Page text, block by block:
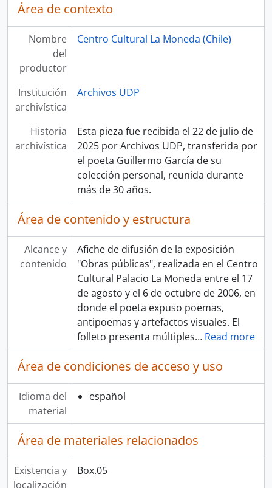
Área de contexto
Nombre
del
productor
Centro Cultural La Moneda (Chile)
Institución
archivística
Archivos UDP
Historia
archivística
Esta pieza fue recibida el 22 de julio de
2025 por Archivos UDP, transferida por
el poeta Guillermo García de su
colección personal, reunida durante
más de 30 años.
Área de contenido y estructura
Alcance y
contenido
Afiche de difusión de la exposición
"Obras públicas", realizada en el Centro
Cultural Palacio La Moneda entre el 17
de agosto y el 6 de octubre de 2006, en
donde el poeta expuso poemas,
antipoemas y artefactos visuales. El
folleto presenta múltiples… Read more
Área de condiciones de acceso y uso
Idioma del
material
español
Área de materiales relacionados
Existencia y
localización
Box.05